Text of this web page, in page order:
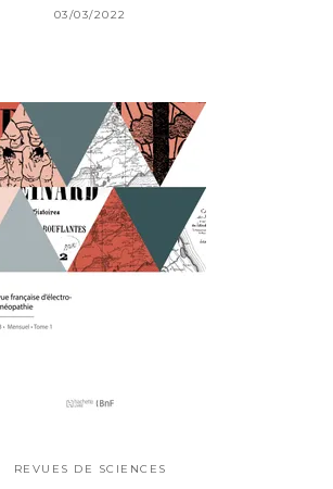
03/03/2022
REVUES DE SCIENCES